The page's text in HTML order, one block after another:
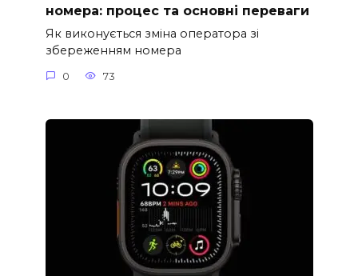
номера: процес та основні переваги
Як виконується зміна оператора зі
збереженням номера
0 73